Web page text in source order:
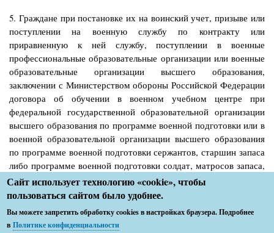
5. Граждане при постановке их на воинский учет, призыве или
поступлении на военную службу по контракту или
приравненную к ней службу, поступлении в военные
профессиональные образовательные организации или военные
образовательные организации высшего образования,
заключении с Министерством обороны Российской Федерации
договора об обучении в военном учебном центре при
федеральной государственной образовательной организации
высшего образования по программе военной подготовки или в
военной образовательной организации высшего образования
по программе военной подготовки сержантов, старшин запаса
либо программе военной подготовки солдат, матросов запаса,
призыве на военные сборы, а также граждане, направляемые
на альтернативную гражданскую службу, имеют право на
в рамках программы государственных гарантий бесплатного
Сайт использует технологию «cookie», чтобы
пользоваться сайтом было удобнее.
Вы можете запретить обработку cookies в настройках браузера. Подробнее
вПолитике конфиденциальности